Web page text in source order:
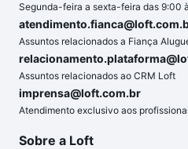
Segunda-feira a sexta-feira das 9:00
Assuntos relacionados a Fiança
Assuntos relacionados ao CRM Loft
imprensa@loft.com.br
Atendimento exclusivo aos
Sobre a Loft